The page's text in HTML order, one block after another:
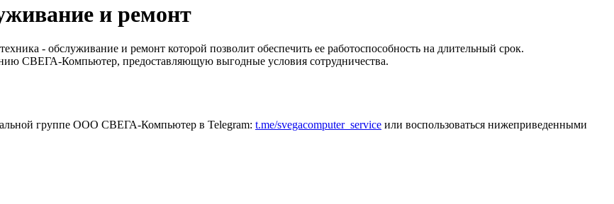
и ремонт
- обслуживание и ремонт которой позволит обеспечить ее работоспособность на длительный срок.
СВЕГА-Компьютер, предоставляющую выгодные условия сотрудничества.
группе ООО СВЕГА-Компьютер в Telegram: t.me/svegacomputer_service или воспользоваться нижеприведенными